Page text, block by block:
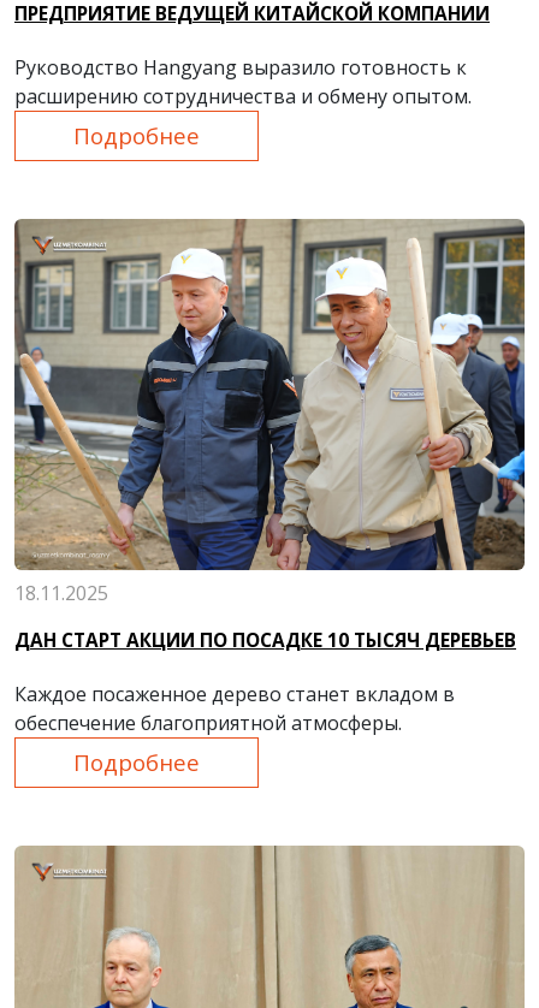
ПРЕДПРИЯТИЕ ВЕДУЩЕЙ КИТАЙСКОЙ КОМПАНИИ
Руководство Hangyang выразило готовность к
расширению сотрудничества и обмену опытом.
Подробнее
18.11.2025
ДАН СТАРТ АКЦИИ ПО ПОСАДКЕ 10 ТЫСЯЧ ДЕРЕВЬЕВ
Каждое посаженное дерево станет вкладом в
обеспечение благоприятной атмосферы.
Подробнее